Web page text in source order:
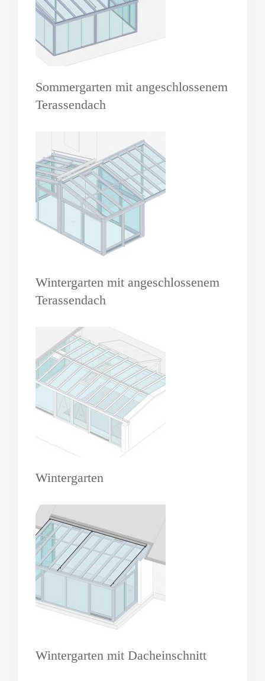
Sommergarten mit angeschlossenem
Terassendach
Wintergarten mit angeschlossenem
Terassendach
Wintergarten
Wintergarten mit Dacheinschnitt